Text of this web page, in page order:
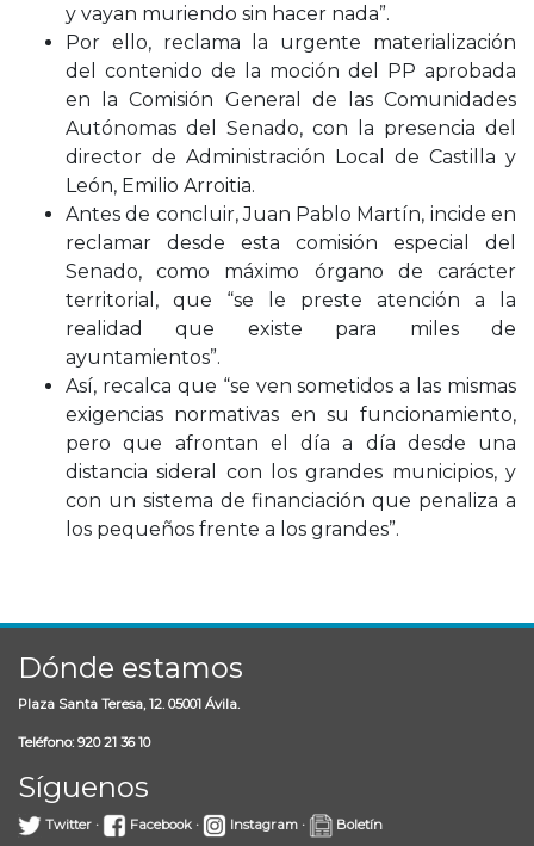
y vayan muriendo sin hacer nada”.
Por ello, reclama la urgente materialización
del contenido de la moción del PP aprobada
en la Comisión General de las Comunidades
Autónomas del Senado, con la presencia del
director de Administración Local de Castilla y
León, Emilio Arroitia.
Antes de concluir, Juan Pablo Martín, incide en
reclamar desde esta comisión especial del
Senado, como máximo órgano de carácter
territorial, que “se le preste atención a la
realidad que existe para miles de
ayuntamientos”.
Así, recalca que “se ven sometidos a las mismas
exigencias normativas en su funcionamiento,
pero que afrontan el día a día desde una
distancia sideral con los grandes municipios, y
con un sistema de financiación que penaliza a
los pequeños frente a los grandes”.
Dónde estamos
Plaza Santa Teresa, 12. 05001 Ávila.
Teléfono: 920 21 36 10
Síguenos
Twitter · Facebook · Instagram · Boletín